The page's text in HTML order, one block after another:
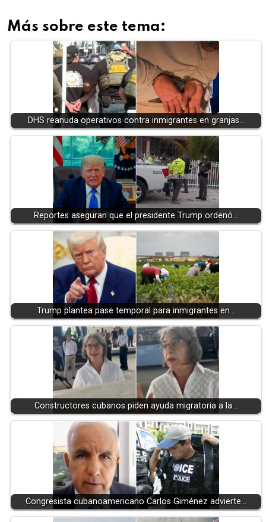
Más sobre este tema:
DHS reanuda operativos contra inmigrantes en granjas…
Reportes aseguran que el presidente Trump ordenó…
Trump plantea pase temporal para inmigrantes en…
Constructores cubanos piden ayuda migratoria a la…
Congresista cubanoamericano Carlos Giménez advierte…